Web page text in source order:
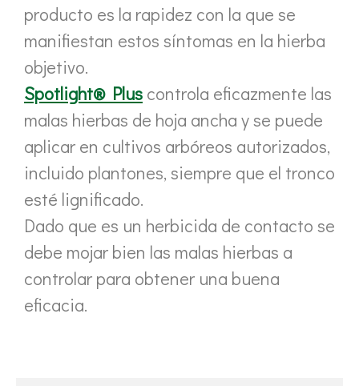
producto es la rapidez con la que se
manifiestan estos síntomas en la hierba
objetivo.
Spotlight® Plus controla eficazmente las
malas hierbas de hoja ancha y se puede
aplicar en cultivos arbóreos autorizados,
incluido plantones, siempre que el tronco
esté lignificado.
Dado que es un herbicida de contacto se
debe mojar bien las malas hierbas a
controlar para obtener una buena
eficacia.